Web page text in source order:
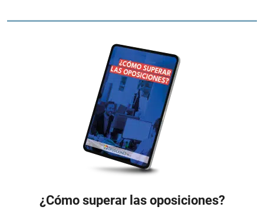
¿Cómo superar las oposiciones?